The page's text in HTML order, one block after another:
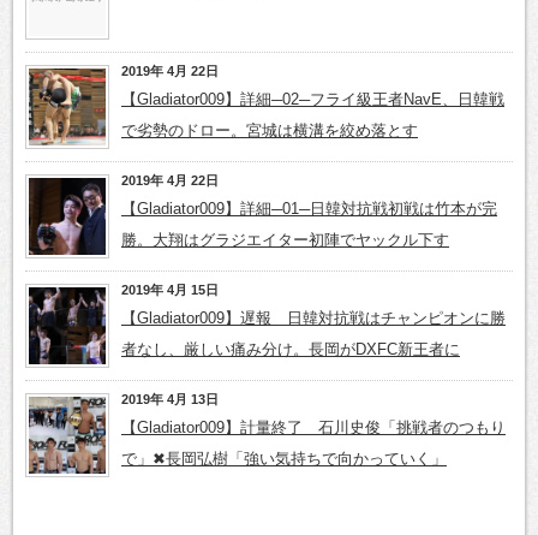
2019年 4月 22日
【Gladiator009】詳細─02─フライ級王者NavE、日韓戦
で劣勢のドロー。宮城は横溝を絞め落とす
2019年 4月 22日
【Gladiator009】詳細─01─日韓対抗戦初戦は竹本が完
勝。大翔はグラジエイター初陣でヤックル下す
2019年 4月 15日
【Gladiator009】遅報 日韓対抗戦はチャンピオンに勝
者なし、厳しい痛み分け。長岡がDXFC新王者に
2019年 4月 13日
【Gladiator009】計量終了 石川史俊「挑戦者のつもり
で」✖長岡弘樹「強い気持ちで向かっていく」